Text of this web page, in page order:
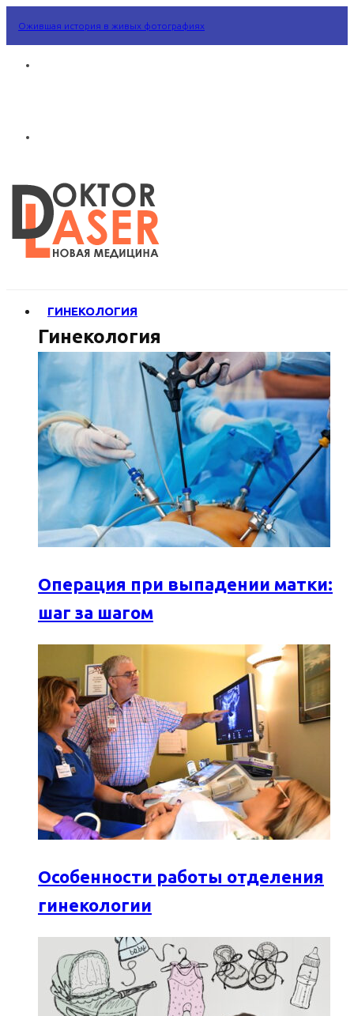
Ожившая история в живых фотографиях
ГИНЕКОЛОГИЯ
Гинекология
Операция при выпадении матки:
шаг за шагом
Особенности работы отделения
гинекологии